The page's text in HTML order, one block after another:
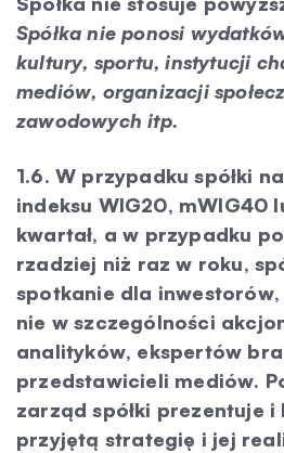
Spółka nie ponosi
kultury, sportu, instytucji
mediów, organizacji
zawodowych itp.
1.6. W przypadku spółki
indeksu WIG20, mWIG40
kwartał, a w przypadku
rzadziej niż raz w roku,
spotkanie dla
nie w szczególności
analityków, ekspertów
przedstawicieli mediów.
zarząd spółki prezentuje i
przyjętą strategię i jej